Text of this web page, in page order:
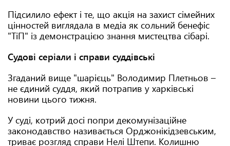
Підсилило ефект і те, що акція на захист сімейних
цінностей виглядала в медіа як сольний бенефіс
"ТіП" із демонстрацією знання мистецтва сібарі.
Судові серіали і справи суддівські
Згаданий вище "шарієць" Володимир Плетньов –
не єдиний суддя, який потрапив у харківські
новини цього тижня.
У суді, котрий досі попри декомунізаційне
законодавство називається Орджонікідзевським,
триває розгляд справи Нелі Штепи. Колишню